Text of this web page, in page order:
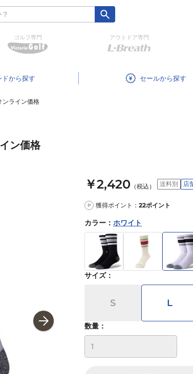
ゴルフ専門 アウトドア専門
ド セール
ライン価格
ン価格
￥2,420 （税込） 送料別 店
P 獲得ポイント： 22ポイント
カラー ： ホワイト
サイズ：
S L
数量：